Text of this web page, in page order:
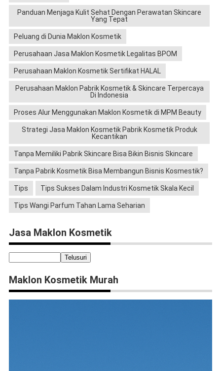
Panduan Menjaga Kulit Sehat Dengan Perawatan Skincare
Yang Tepat
Peluang di Dunia Maklon Kosmetik
Perusahaan Jasa Maklon Kosmetik Legalitas BPOM
Perusahaan Maklon Kosmetik Sertifikat HALAL
Perusahaan Maklon Pabrik Kosmetik & Skincare Terpercaya
Di Indonesia
Proses Alur Menggunakan Maklon Kosmetik di MPM Beauty
Strategi Jasa Maklon Kosmetik Pabrik Kosmetik Produk
Kecantikan
Tanpa Memiliki Pabrik Skincare Bisa Bikin Bisnis Skincare
Tanpa Pabrik Kosmetik Bisa Membangun Bisnis Kosmestik?
Tips Tips Sukses Dalam Industri Kosmetik Skala Kecil
Tips Wangi Parfum Tahan Lama Seharian
Jasa Maklon Kosmetik
Maklon Kosmetik Murah